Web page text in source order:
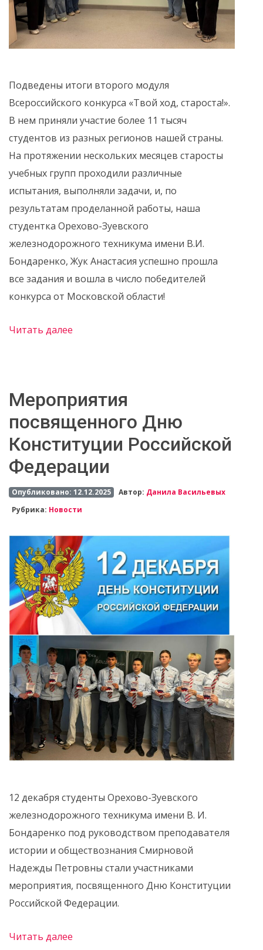
Подведены итоги второго модуля
Всероссийского конкурса «Твой ход, староста!».
В нем приняли участие более 11 тысяч
студентов из разных регионов нашей страны.
На протяжении нескольких месяцев старосты
учебных групп проходили различные
испытания, выполняли задачи, и, по
результатам проделанной работы, наша
студентка Орехово-Зуевского
железнодорожного техникума имени В.И.
Бондаренко, Жук Анастасия успешно прошла
все задания и вошла в число победителей
конкурса от Московской области!
Читать далее
Мероприятия
посвященного Дню
Конституции Российской
Федерации
Опубликовано: 12.12.2025 Автор: Данила Васильевых
Рубрика: Новости
12 декабря студенты Орехово-Зуевского
железнодорожного техникума имени В. И.
Бондаренко под руководством преподавателя
истории и обществознания Смирновой
Надежды Петровны стали участниками
мероприятия, посвященного Дню Конституции
Российской Федерации.
Читать далее